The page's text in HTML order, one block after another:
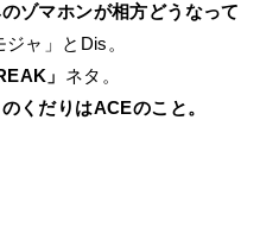
ゾマホンが相方どうなって
ャ」とDis。
」 ネタ。
くだりはACEのこと。